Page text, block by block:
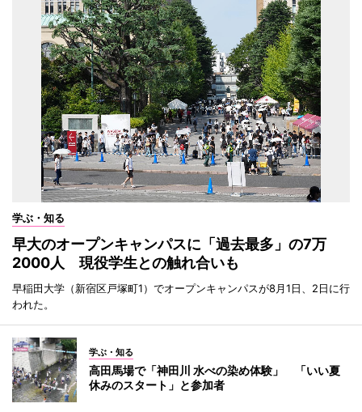
学ぶ・知る
早大のオープンキャンパスに「過去最多」の7万
2000人 現役学生との触れ合いも
早稲田大学（新宿区戸塚町1）でオープンキャンパスが8月1日、2日に行
われた。
学ぶ・知る
高田馬場で「神田川 水べの染め体験」 「いい夏
休みのスタート」と参加者